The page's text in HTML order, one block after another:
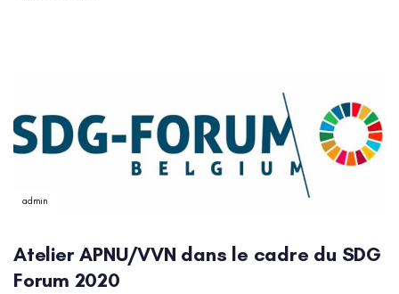
admin
Atelier APNU/VVN dans le cadre du SDG
Forum 2020